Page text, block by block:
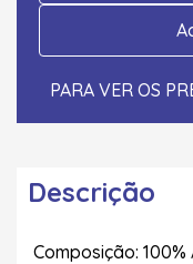
PARA VER OS
Descrição
Composição: